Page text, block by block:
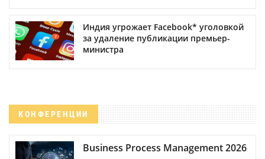
Индия угрожает Facebook* уголовкой
за удаление публикации премьер-
министра
КОНФЕРЕНЦИИ
Business Process Management 2026